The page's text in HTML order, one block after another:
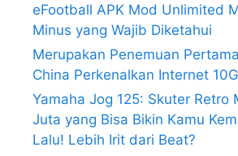
eFootball APK Mod Unlimited
Minus yang Wajib Diketahui
Merupakan Penemuan
China Perkenalkan Internet 10G
Yamaha Jog 125: Skuter Retro
Juta yang Bisa Bikin Kamu
Lalu! Lebih Irit dari Beat?